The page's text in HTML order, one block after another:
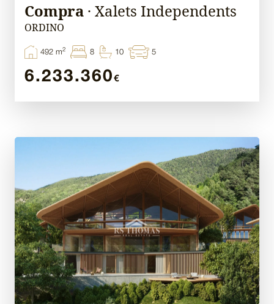
Compra · Xalets Independents
ORDINO
492 m2 8 10 5
6.233.360 €